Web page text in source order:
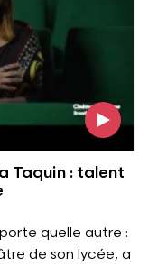
Taquin : talent
quelle autre :
de son lycée, a